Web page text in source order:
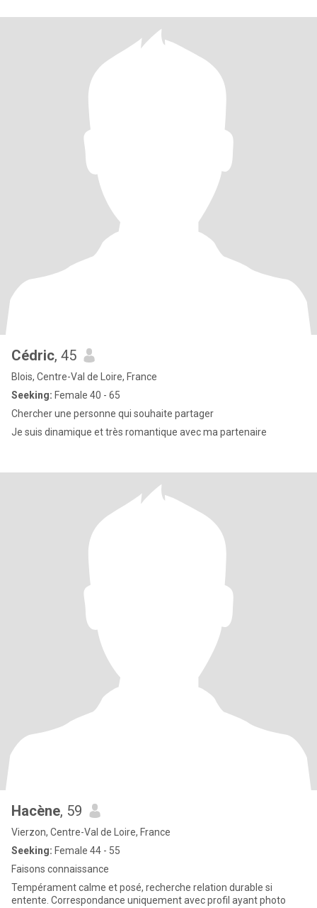
Cédric, 45
Blois, Centre-Val de Loire, France
Seeking: Female 40 - 65
Chercher une personne qui souhaite partager
Je suis dinamique et très romantique avec ma partenaire
Hacène, 59
Vierzon, Centre-Val de Loire, France
Seeking: Female 44 - 55
Faisons connaissance
Tempérament calme et posé, recherche relation durable si
entente. Correspondance uniquement avec profil ayant photo